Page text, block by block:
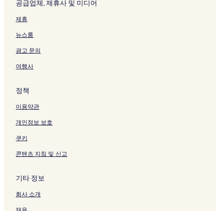
공급업체, 제휴사 및 미디어
제휴
뉴스룸
광고 문의
여행사
정책
이용약관
개인정보 보호
쿠키
콘텐츠 지침 및 신고
기타 정보
회사 소개